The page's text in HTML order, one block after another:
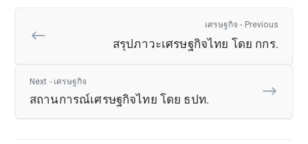
เศรษฐกิจ - Previous
สรุปภาวะเศรษฐกิจไทย โดย กกร.
Next - เศรษฐกิจ
สถานการณ์เศรษฐกิจไทย โดย ธปท.